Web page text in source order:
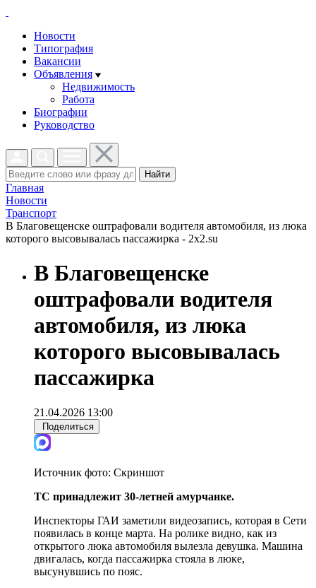
Новости
Типография
Вакансии
Объявления
Недвижимость
Работа
Биографии
Руководство
Найти
Главная
Новости
Транспорт
В Благовещенске оштрафовали водителя автомобиля, из люка
которого высовывалась пассажирка - 2x2.su
В Благовещенске
оштрафовали водителя
автомобиля, из люка
которого высовывалась
пассажирка
21.04.2026 13:00
Поделиться
Источник фото: Скриншот
ТС принадлежит 30-летней амурчанке.
Инспекторы ГАИ заметили видеозапись, которая в Сети
появилась в конце марта. На ролике видно, как из
открытого люка автомобиля вылезла девушка. Машина
двигалась, когда пассажирка стояла в люке,
высунувшись по пояс.